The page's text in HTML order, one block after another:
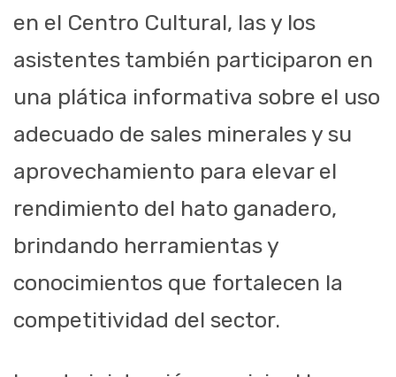
en el Centro Cultural, las y los
asistentes también participaron en
una plática informativa sobre el uso
adecuado de sales minerales y su
aprovechamiento para elevar el
rendimiento del hato ganadero,
brindando herramientas y
conocimientos que fortalecen la
competitividad del sector.